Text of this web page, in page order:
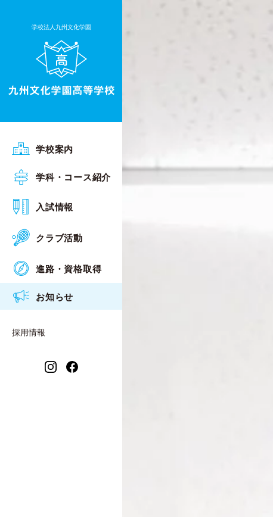
学校法人九州文化学園
学校案内
ごあいさつ
沿革
行事予定
校章・校歌
アクセス
情報公開
学科・コース紹介
通科 Sアカデミーコース
通科 Sグローバルコース
物調理科
生看護科
生看護専攻科
入試情報
オープンスクール
入試相談会
クラブ活動
進路・資格取得
お知らせ
2026年度
採用情報